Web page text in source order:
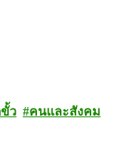
ว
คนและสังคม